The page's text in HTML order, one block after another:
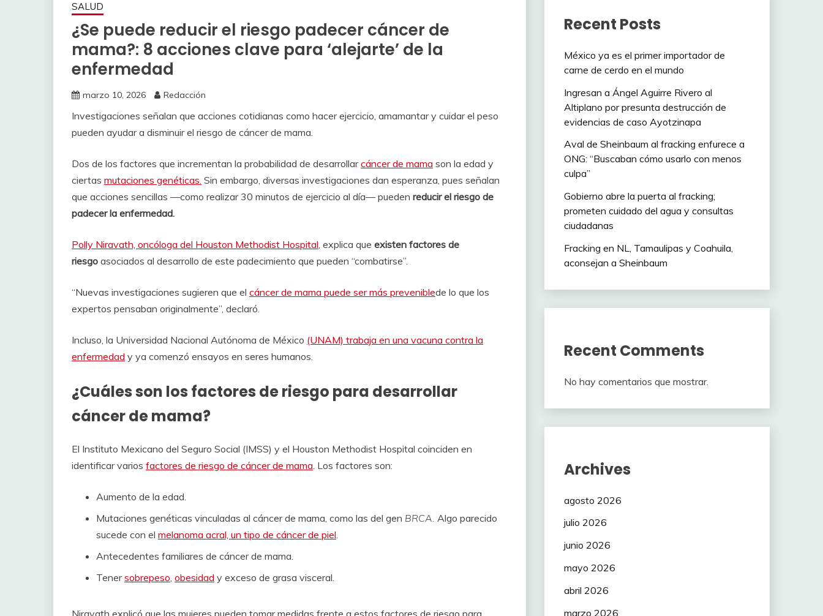
SALUD
¿Se puede reducir el riesgo padecer cáncer de
mama?: 8 acciones clave para ‘alejarte’ de la
enfermedad
marzo 10, 2026 Redacción
Investigaciones señalan que acciones cotidianas como hacer ejercicio, amamantar y cuidar el peso
pueden ayudar a disminuir el riesgo de cáncer de mama.
Dos de los factores que incrementan la probabilidad de desarrollarcáncer de mama son la edad y
ciertas mutaciones genéticas. Sin embargo, diversas investigaciones dan esperanza, pues señalan
que acciones sencillas —como realizar 30 minutos de ejercicio al día— pueden reducir el riesgo de
padecer la enfermedad.
Polly Niravath, oncóloga del Houston Methodist Hospital, explica que existen factores de
riesgo asociados al desarrollo de este padecimiento que pueden “combatirse”.
“Nuevas investigaciones sugieren que el cáncer de mama puede ser más preveniblede lo que los
expertos pensaban originalmente”, declaró.
Incluso, la Universidad Nacional Autónoma de México (UNAM) trabaja en una vacuna contra la
enfermedad y ya comenzó ensayos en seres humanos.
¿Cuáles son los factores de riesgo para desarrollar
cáncer de mama?
El Instituto Mexicano del Seguro Social (IMSS) y el Houston Methodist Hospital coinciden en
identificar varios factores de riesgo de cáncer de mama . Los factores son:
Aumento de la edad.
Mutaciones genéticas vinculadas al cáncer de mama, como las del gen BRCA. Algo parecido
sucede con el melanoma acral, un tipo de cáncer de piel
Antecedentes familiares de cáncer de mama.
Tenersobrepeso obesidad y exceso de grasa visceral.
Niravath explicó que las mujeres pueden tomar medidas frente a estos factores de riesgo para
Recent Posts
México ya es el primer importador de
carne de cerdo en el mundo
Ingresan a Ángel Aguirre Rivero al
Altiplano por presunta destrucción de
evidencias de caso Ayotzinapa
Aval de Sheinbaum al fracking enfurece a
ONG: “Buscaban cómo usarlo con menos
culpa”
Gobierno abre la puerta al fracking;
prometen cuidado del agua y consultas
ciudadanas
Fracking en NL, Tamaulipas y Coahuila,
aconsejan a Sheinbaum
Recent Comments
No hay comentarios que mostrar.
Archives
agosto 2026
julio 2026
junio 2026
mayo 2026
abril 2026
marzo 2026